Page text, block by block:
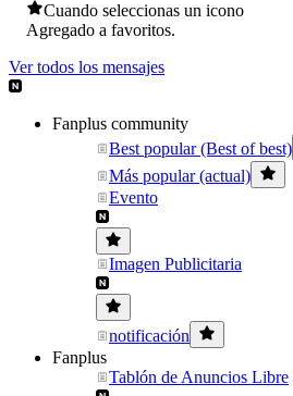
Cuando seleccionas un icono
Agregado a favoritos.
Ver todos los mensajes
Fanplus community
Best popular (Best of best)
Más popular (actual)
Evento
Imagen Publicitaria
notificación
Fanplus
Tablón de Anuncios Libre